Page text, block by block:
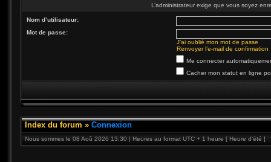
L’administrateur exige que vous soyez
Nom d’utilisateur:
Mot de passe:
J’ai oublié mon mot de passe
Renvoyer l’e-mail de confirmation
Me connecter
Cacher mon statut en ligne
Index du forum » Connexion
Nous sommes le 08 Aoû 2026 13:30 | Heures au format UTC + 1 heure [ Heure d’été ]